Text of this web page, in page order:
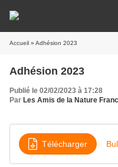
Accueil » Adhésion 2023
Adhésion 2023
Publié le 02/02/2023 à 17:28
Par Les Amis de la Nature
Télécharger